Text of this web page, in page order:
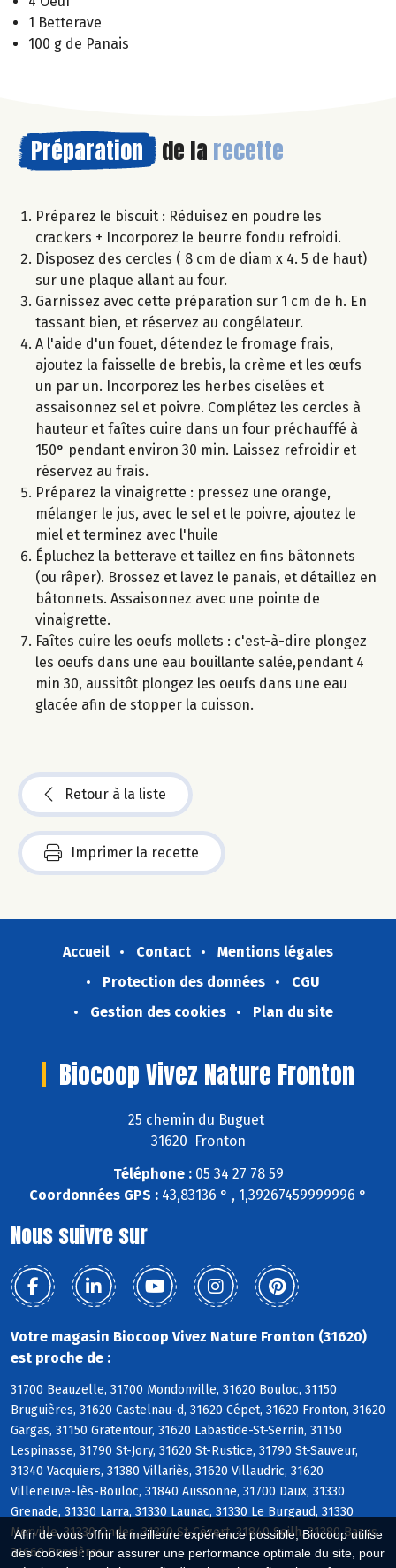
Afin de vous offrir la meilleure expérience possible, Biocoop utilise
des cookies : pour assurer une performance optimale du site, pour
1 Betterave
100 g de Panais
Préparation de la recette
Préparez le biscuit : Réduisez en poudre les
crackers + Incorporez le beurre fondu refroidi.
Disposez des cercles ( 8 cm de diam x 4. 5 de haut)
sur une plaque allant au four.
Garnissez avec cette préparation sur 1 cm de h. En
tassant bien, et réservez au congélateur.
A l'aide d'un fouet, détendez le fromage frais,
ajoutez la faisselle de brebis, la crème et les œufs
un par un. Incorporez les herbes ciselées et
assaisonnez sel et poivre. Complétez les cercles à
hauteur et faîtes cuire dans un four préchauffé à
150° pendant environ 30 min. Laissez refroidir et
réservez au frais.
Préparez la vinaigrette : pressez une orange,
mélanger le jus, avec le sel et le poivre, ajoutez le
miel et terminez avec l'huile
Épluchez la betterave et taillez en fins bâtonnets
(ou râper). Brossez et lavez le panais, et détaillez en
bâtonnets. Assaisonnez avec une pointe de
vinaigrette.
Faîtes cuire les oeufs mollets : c'est-à-dire plongez
les oeufs dans une eau bouillante salée,pendant 4
min 30, aussitôt plongez les oeufs dans une eau
glacée afin de stopper la cuisson.
Retour à la liste
Imprimer la recette
Accueil Contact
Mentions légales
Protection des données
CGU
Gestion des cookies
Plan du site
Biocoop Vivez Nature Fronton
25 chemin du Buguet
31620 Fronton
Téléphone :05 34 27 78 59
Coordonnées GPS : 43,83136 ° , 1,39267459999996 °
Nous suivre sur
Votre magasin Biocoop Vivez Nature Fronton (31620)
est proche de :
31700 Beauzelle, 31700 Mondonville, 31620 Bouloc, 31150
Bruguières, 31620 Castelnau-d, 31620 Cépet, 31620 Fronton, 31620
Gargas, 31150 Gratentour, 31620 Labastide-St-Sernin, 31150
Lespinasse, 31790 St-Jory, 31620 St-Rustice, 31790 St-Sauveur,
31340 Vacquiers, 31380 Villariès, 31620 Villaudric, 31620
Villeneuve-lès-Bouloc, 31840 Aussonne, 31700 Daux, 31330
Grenade, 31330 Larra, 31330 Launac, 31330 Le Burgaud, 31330
Merville, 31330 Ondes, 31330 St-Cézert, 31840 Seilh, 31380 Bazus,
31660 Bessières